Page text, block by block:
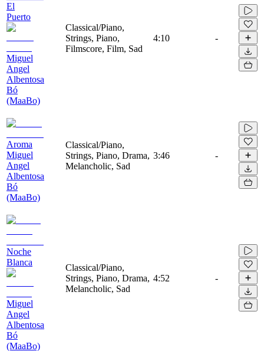
El
Puerto
Miguel
Angel
Albentosa
Bó
(MaaBo)
Classical/Piano,
Strings, Piano,
Filmscore, Film, Sad
4:10 -
Aroma
Miguel
Angel
Albentosa
Bó
(MaaBo)
Classical/Piano,
Strings, Piano, Drama,
Melancholic, Sad
3:46 -
Noche
Blanca
Miguel
Angel
Albentosa
Bó
(MaaBo)
Classical/Piano,
Strings, Piano, Drama,
Melancholic, Sad
4:52 -